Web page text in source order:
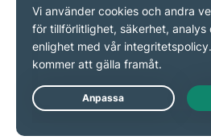
konfidentiell vid alla tillfällen.
Vi säkerställer att data om
information, i enlighet med vårt
åtagande att aldrig logga